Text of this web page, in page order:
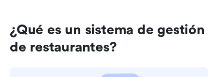
¿Qué es un sistema de gestión
de restaurantes?